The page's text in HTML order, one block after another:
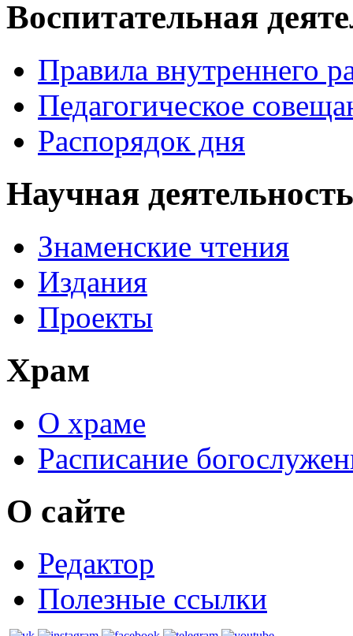
Воспитательная
Правила внутреннего
Педагогическое
Распорядок дня
Научная деятельность
Знаменские чтения
Издания
Проекты
Храм
О храме
Расписание
О сайте
Редактор
Полезные ссылки